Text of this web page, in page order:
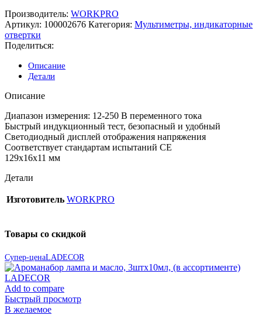
Производитель: WORKPRO
Артикул: 100002676 Категория: Мультиметры, индикаторные
отвертки
Поделиться:
Описание
Детали
Описание
Диапазон измерения: 12-250 В переменного тока
Быстрый индукционный тест, безопасный и удобный
Светодиодный дисплей отображения напряжения
Соответствует стандартам испытаний CE
129x16x11 мм
Детали
Изготовитель WORKPRO
Товары со скидкой
Супер-ценаLADECOR
Add to compare
Быстрый просмотр
В желаемое